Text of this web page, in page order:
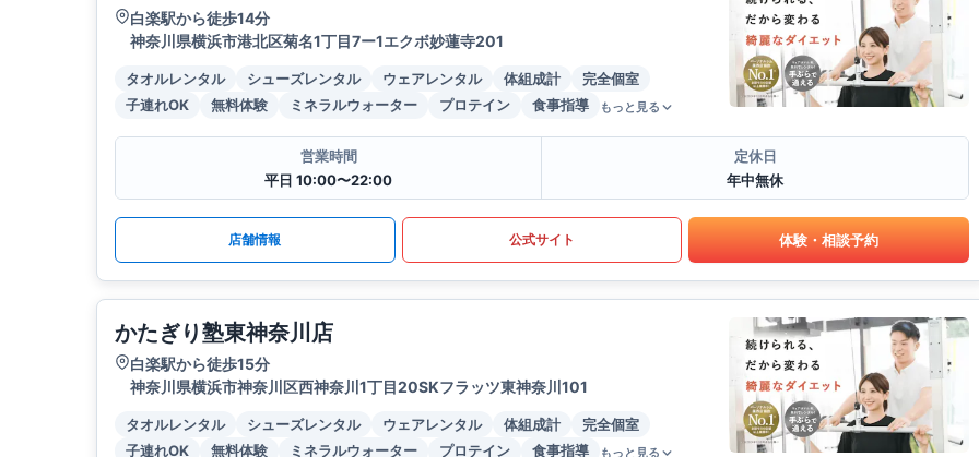
白楽駅から徒歩14分
神奈川県横浜市港北区菊名1丁目7ー1エクボ妙蓮寺201
タオルレンタル シューズレンタル ウェアレンタル 体組成計
完全個室
子連れOK
無料体験 ミネラルウォーター プロテイン 食事指導 もっと見る
営業時間
平日 10:00〜22:00
定休日
年中無休
店舗情報 公式サイト 体験・相談予約
かたぎり塾東神奈川店
白楽駅から徒歩15分
神奈川県横浜市神奈川区西神奈川1丁目20SKフラッツ東神奈川101
タオルレンタル シューズレンタル ウェアレンタル 体組成計
完全個室
子連れOK
無料体験 ミネラルウォーター プロテイン 食事指導 もっと見る